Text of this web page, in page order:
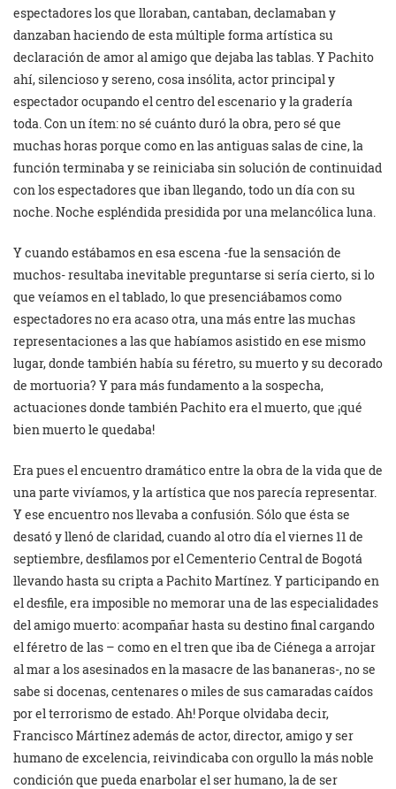
espectadores los que lloraban, cantaban, declamaban y
danzaban haciendo de esta múltiple forma artística su
declaración de amor al amigo que dejaba las tablas. Y Pachito
ahí, silencioso y sereno, cosa insólita, actor principal y
espectador ocupando el centro del escenario y la gradería
toda. Con un ítem: no sé cuánto duró la obra, pero sé que
muchas horas porque como en las antiguas salas de cine, la
función terminaba y se reiniciaba sin solución de continuidad
con los espectadores que iban llegando, todo un día con su
noche. Noche espléndida presidida por una melancólica luna.
Y cuando estábamos en esa escena -fue la sensación de
muchos- resultaba inevitable preguntarse si sería cierto, si lo
que veíamos en el tablado, lo que presenciábamos como
espectadores no era acaso otra, una más entre las muchas
representaciones a las que habíamos asistido en ese mismo
lugar, donde también había su féretro, su muerto y su decorado
de mortuoria? Y para más fundamento a la sospecha,
actuaciones donde también Pachito era el muerto, que ¡qué
bien muerto le quedaba!
Era pues el encuentro dramático entre la obra de la vida que de
una parte vivíamos, y la artística que nos parecía representar.
Y ese encuentro nos llevaba a confusión. Sólo que ésta se
desató y llenó de claridad, cuando al otro día el viernes 11 de
septiembre, desfilamos por el Cementerio Central de Bogotá
llevando hasta su cripta a Pachito Martínez. Y participando en
el desfile, era imposible no memorar una de las especialidades
del amigo muerto: acompañar hasta su destino final cargando
el féretro de las – como en el tren que iba de Ciénega a arrojar
al mar a los asesinados en la masacre de las bananeras-, no se
sabe si docenas, centenares o miles de sus camaradas caídos
por el terrorismo de estado. Ah! Porque olvidaba decir,
Francisco Mártínez además de actor, director, amigo y ser
humano de excelencia, reivindicaba con orgullo la más noble
condición que pueda enarbolar el ser humano, la de ser